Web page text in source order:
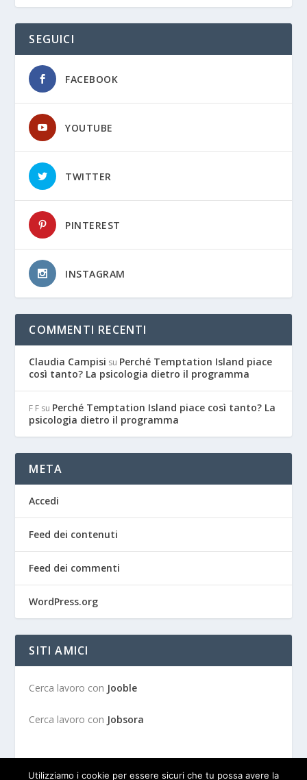
SEGUICI
FACEBOOK
YOUTUBE
TWITTER
PINTEREST
INSTAGRAM
COMMENTI RECENTI
Claudia Campisi su Perché Temptation Island piace
così tanto? La psicologia dietro il programma
F F su Perché Temptation Island piace così tanto? La
psicologia dietro il programma
META
Accedi
Feed dei contenuti
Feed dei commenti
WordPress.org
SITI AMICI
Cerca lavoro con Jooble
Cerca lavoro con Jobsora
Utilizziamo i cookie per essere sicuri che tu possa avere la